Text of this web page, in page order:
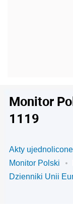
Monitor
1119
Akty ujednolicone
Monitor Polski
Dzienniki Unii